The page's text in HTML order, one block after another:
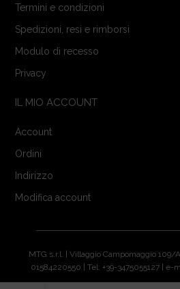
Termini e condizioni
Spedizioni, resi e rimborsi
Modulo di recesso
Privacy
IL MIO ACCOUNT
Account
Ordini
Indirizzo
Modifica account
MTG s.r.l. | Villaggio Campomaggio 109/A
01584220550 | Tel: +39-3475055127 | e-